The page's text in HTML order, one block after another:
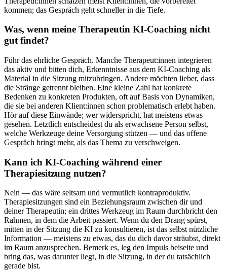
kommen; das Gespräch geht schneller in die Tiefe.
Was, wenn meine Therapeutin KI-Coaching nicht
gut findet?
Führ das ehrliche Gespräch. Manche Therapeut:innen integrieren
das aktiv und bitten dich, Erkenntnisse aus dem KI-Coaching als
Material in die Sitzung mitzubringen. Andere möchten lieber, dass
die Stränge getrennt bleiben. Eine kleine Zahl hat konkrete
Bedenken zu konkreten Produkten, oft auf Basis von Dynamiken,
die sie bei anderen Klient:innen schon problematisch erlebt haben.
Hör auf diese Einwände; wer widerspricht, hat meistens etwas
gesehen. Letztlich entscheidest du als erwachsene Person selbst,
welche Werkzeuge deine Versorgung stützen — und das offene
Gespräch bringt mehr, als das Thema zu verschweigen.
Kann ich KI-Coaching während einer
Therapiesitzung nutzen?
Nein — das wäre seltsam und vermutlich kontraproduktiv.
Therapiesitzungen sind ein Beziehungsraum zwischen dir und
deiner Therapeutin; ein drittes Werkzeug im Raum durchbricht den
Rahmen, in dem die Arbeit passiert. Wenn du den Drang spürst,
mitten in der Sitzung die KI zu konsultieren, ist das selbst nützliche
Information — meistens zu etwas, das du dich davor sträubst, direkt
im Raum anzusprechen. Bemerk es, leg den Impuls beiseite und
bring das, was darunter liegt, in die Sitzung, in der du tatsächlich
gerade bist.